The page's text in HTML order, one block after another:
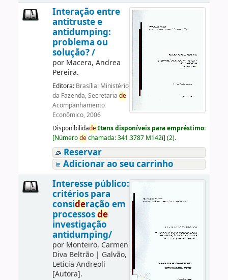
Interação entre
antitruste e
antidumping:
problema ou
solução? /
por Macera, Andrea
Pereira.
Editora: Brasília: Ministério
da Fazenda, Secretaria de
Acompanhamento
Econômico, 2006
Disponibilidade:Itens disponíveis para empréstimo:
[Númerodechamada:341.3787 M142i] (2).
Reservar
Adicionar ao seu carrinho
Interesse público:
critérios para
consideração em
processosde
investigação
antidumping/
por Monteiro, Carmen
Diva Beltrão| Galvão,
Letícia Andreoli
[Autora].